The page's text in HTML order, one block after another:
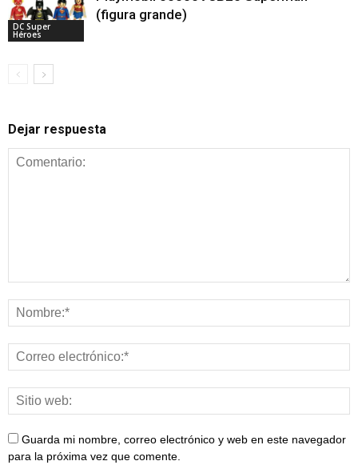
DC Super
Héroes
(figura grande)
Dejar respuesta
Guarda mi nombre, correo electrónico y web en este navegador
para la próxima vez que comente.